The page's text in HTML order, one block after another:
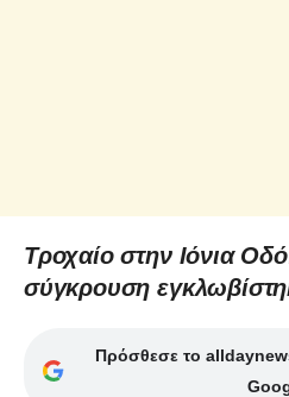
Τροχαίο στην Ιόνια
σύγκρουση
Πρόσθεσε το